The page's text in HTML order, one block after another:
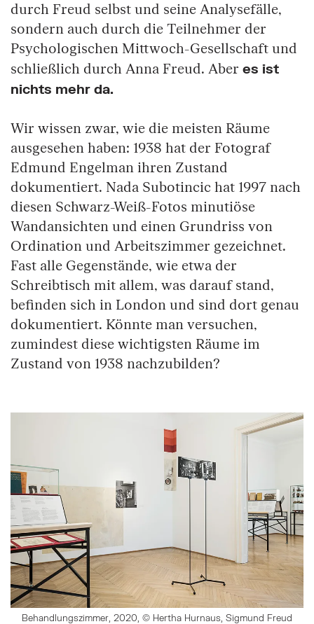
durch Freud selbst und seine Analysefälle,
sondern auch durch die Teilnehmer der
Psychologischen Mittwoch-Gesellschaft und
schließlich durch Anna Freud. Aber es ist
nichts mehr da.
Wir wissen zwar, wie die meisten Räume
ausgesehen haben: 1938 hat der Fotograf
Edmund Engelman ihren Zustand
dokumentiert. Nada Subotincic hat 1997 nach
diesen Schwarz-Weiß-Fotos minutiöse
Wandansichten und einen Grundriss von
Ordination und Arbeitszimmer gezeichnet.
Fast alle Gegenstände, wie etwa der
Schreibtisch mit allem, was darauf stand,
befinden sich in London und sind dort genau
dokumentiert. Könnte man versuchen,
zumindest diese wichtigsten Räume im
Zustand von 1938 nachzubilden?
Behandlungszimmer, 2020, © Hertha Hurnaus, Sigmund Freud